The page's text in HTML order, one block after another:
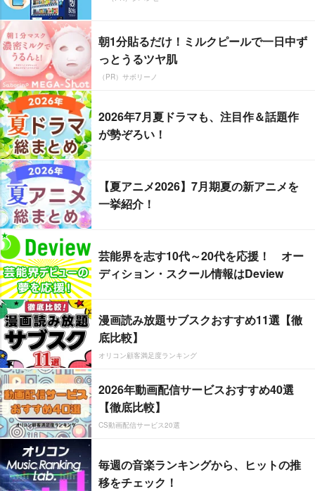
朝1分貼るだけ！ミルクピールで一日中ず
っとうるツヤ肌
（PR）サボリーノ
2026年7月夏ドラマも、注目作＆話題作
が勢ぞろい！
【夏アニメ2026】7月期夏の新アニメを
一挙紹介！
芸能界を志す10代～20代を応援！ オー
ディション・スクール情報はDeview
漫画読み放題サブスクおすすめ11選【徹
底比較】
オリコン顧客満足度ランキング
2026年動画配信サービスおすすめ40選
【徹底比較】
CS動画配信サービス20選
毎週の音楽ランキングから、ヒットの推
移をチェック！